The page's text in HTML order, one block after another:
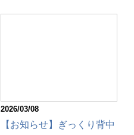
2026/03/08
【お知らせ】ぎっくり背中